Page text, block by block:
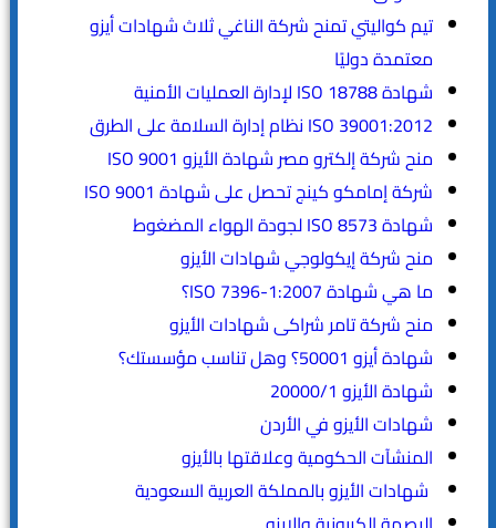
تيم كواليتي تمنح شركة الناغي ثلاث شهادات أيزو
معتمدة دوليًا
شهادة ISO 18788 لإدارة العمليات الأمنية
ISO 39001:2012 نظام إدارة السلامة على الطرق
منح شركة إلكترو مصر شهادة الأيزو ISO 9001
شركة إمامكو كينج تحصل على شهادة ISO 9001
شهادة ISO 8573 لجودة الهواء المضغوط
منح شركة إيكولوجي شهادات الأيزو
ما هي شهادة ISO 7396-1:2007؟
منح شركة تامر شراكى شهادات الأيزو
شهادة أيزو 50001؟ وهل تناسب مؤسستك؟
شهادة الأيزو 20000/1
شهادات الأيزو في الأردن
المنشآت الحكومية وعلاقتها بالأيزو
شهادات الأيزو بالمملكة العربية السعودية